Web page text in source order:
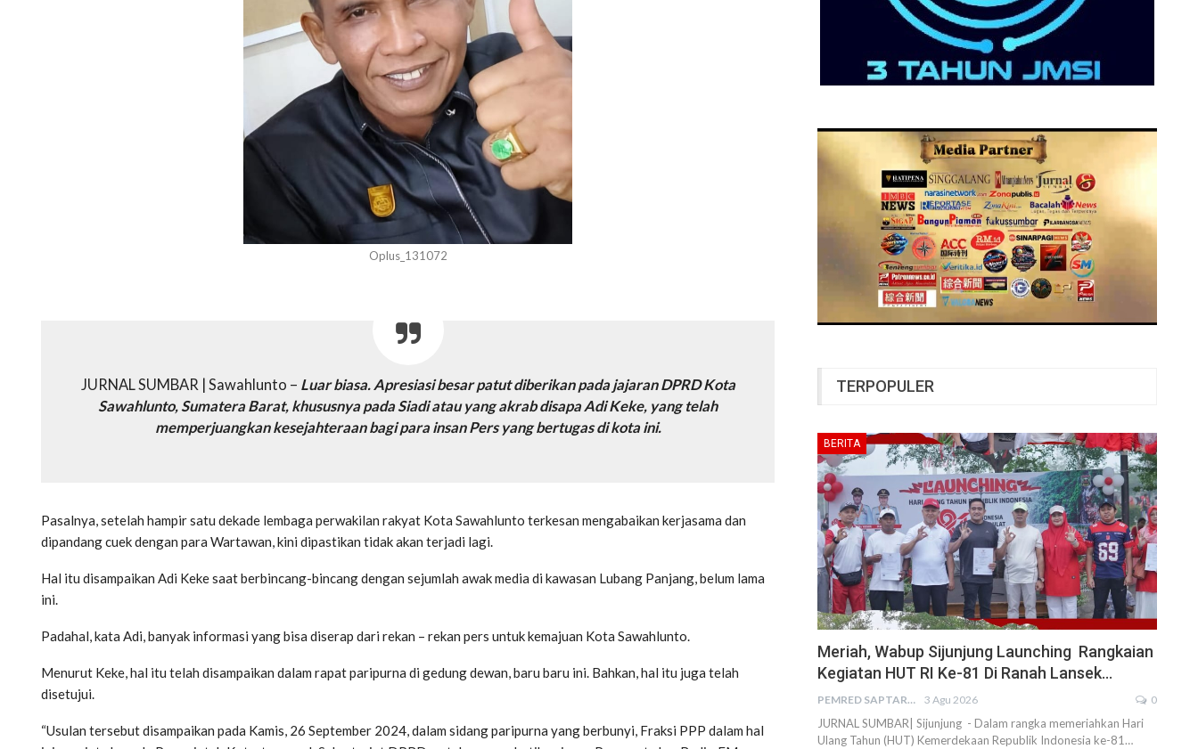
Oplus_131072
JURNAL SUMBAR | Sawahlunto – Luar biasa. Apresiasi besar patut diberikan pada jajaran DPRD Kota
Sawahlunto, Sumatera Barat, khususnya pada Siadi atau yang akrab disapa Adi Keke, yang telah
memperjuangkan kesejahteraan bagi para insan Pers yang bertugas di kota ini.
Pasalnya, setelah hampir satu dekade lembaga perwakilan rakyat Kota Sawahlunto terkesan mengabaikan kerjasama dan
dipandang cuek dengan para Wartawan, kini dipastikan tidak akan terjadi lagi.
Hal itu disampaikan Adi Keke saat berbincang-bincang dengan sejumlah awak media di kawasan Lubang Panjang, belum lama
ini.
Padahal, kata Adi, banyak informasi yang bisa diserap dari rekan – rekan pers untuk kemajuan Kota Sawahlunto.
Menurut Keke, hal itu telah disampaikan dalam rapat paripurna di gedung dewan, baru baru ini. Bahkan, hal itu juga telah
disetujui.
“Usulan tersebut disampaikan pada Kamis, 26 September 2024, dalam sidang paripurna yang berbunyi, Fraksi PPP dalam hal
TERPOPULER
BERITA
Meriah, Wabup Sijunjung Launching Rangkaian
Kegiatan HUT RI Ke-81 Di Ranah Lansek…
PEMRED SAPTARIUS 3 Agu 2026 0
JURNAL SUMBAR| Sijunjung - Dalam rangka memeriahkan Hari
Ulang Tahun (HUT) Kemerdekaan Republik Indonesia ke-81…